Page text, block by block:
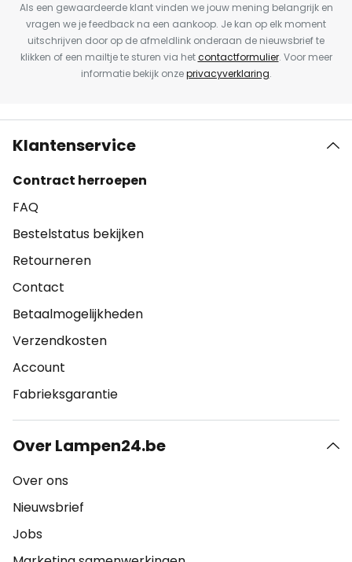
Als een gewaardeerde klant vinden we jouw mening belangrijk en
vragen we je feedback na een aankoop. Je kan op elk moment
uitschrijven door op de afmeldlink onderaan de nieuwsbrief te
klikken of een mailtje te sturen via hetcontactformulier. Voor meer
informatie bekijk onzeprivacyverklaring.
Klantenservice
Contract herroepen
FAQ
Bestelstatus bekijken
Retourneren
Contact
Betaalmogelijkheden
Verzendkosten
Account
Fabrieksgarantie
Over Lampen24.be
Over ons
Nieuwsbrief
Jobs